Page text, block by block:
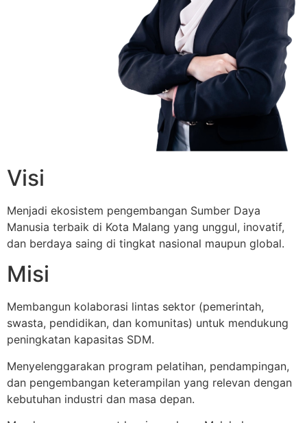
Visi
Menjadi ekosistem pengembangan Sumber Daya
Manusia terbaik di Kota Malang yang unggul, inovatif,
dan berdaya saing di tingkat nasional maupun global.
Misi
Membangun kolaborasi lintas sektor (pemerintah,
swasta, pendidikan, dan komunitas) untuk mendukung
peningkatan kapasitas SDM.
Menyelenggarakan program pelatihan, pendampingan,
dan pengembangan keterampilan yang relevan dengan
kebutuhan industri dan masa depan.